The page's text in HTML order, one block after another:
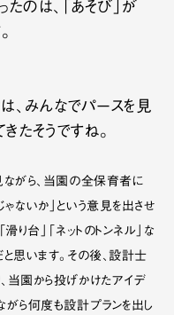
のは、「あそび」が
、みんなでパースを見
たそうですね。
ながら、当園の全保育者に
ないか」という意見を出させ
り台」「ネットのトンネル」な
思います。その後、設計士
当園から投げかけたアイデ
がら何度も設計プランを出し